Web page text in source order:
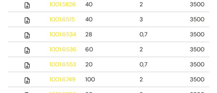
1001.5826
40 2
3500
1001.6515
40 3
3500
1001.6534
28 0,7
3500
1001.6536
60 2
3500
1001.6553
20 0,7
3500
1001.6749
100 2
3500